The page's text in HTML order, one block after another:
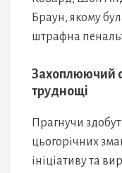
Браун, якому
штрафна
Захоплюючий
труднощі
Прагнучи
цьогорічних
ініціативу та